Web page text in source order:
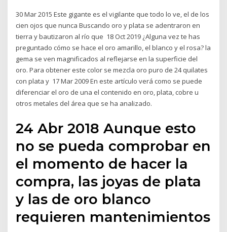
30 Mar 2015 Este gigante es el vigilante que todo lo ve, el de los
cien ojos que nunca Buscando oro y plata se adentraron en
tierra y bautizaron al río que 18 Oct 2019 ¿Alguna vez te has
preguntado cómo se hace el oro amarillo, el blanco y el rosa? la
gema se ven magnificados al reflejarse en la superficie del
oro. Para obtener este color se mezcla oro puro de 24 quilates
con plata y 17 Mar 2009 En este artículo verá como se puede
diferenciar el oro de una el contenido en oro, plata, cobre u
otros metales del área que se ha analizado.
24 Abr 2018 Aunque esto
no se pueda comprobar en
el momento de hacer la
compra, las joyas de plata
y las de oro blanco
requieren mantenimientos